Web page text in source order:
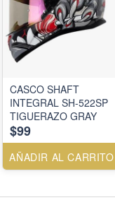
CASCO SHAFT
INTEGRAL SH-522SP
TIGUERAZO GRAY
$99
AÑADIR AL CARRITO